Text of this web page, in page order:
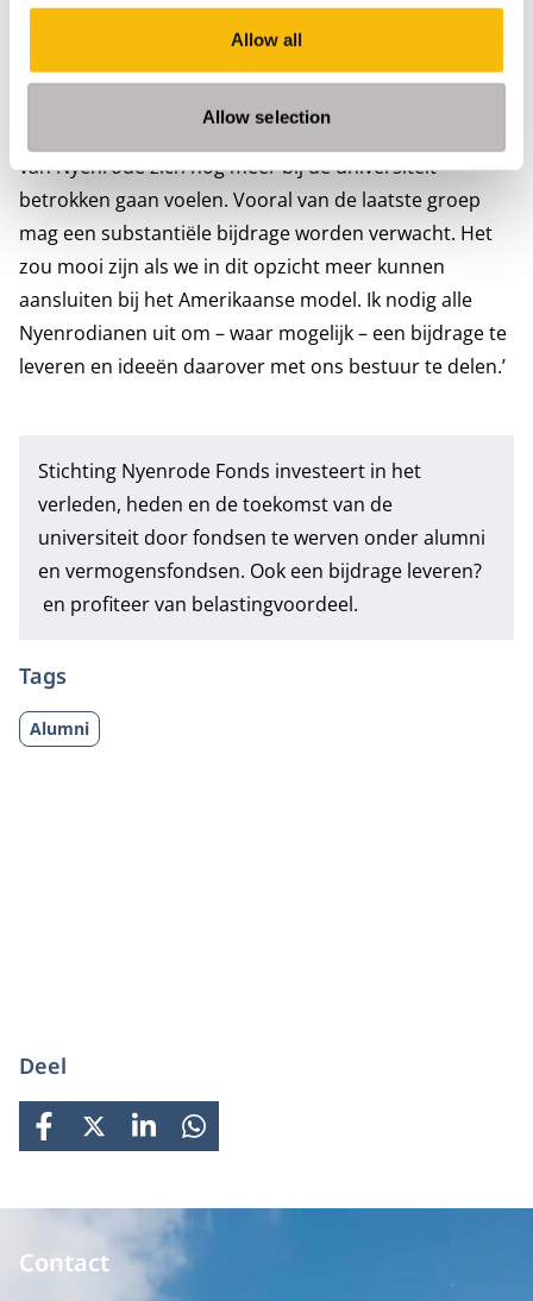
Allow all
Allow selection
toekomst voor komt te
staan. Het gaat zonder
van Nyenrode zich nog meer bij de universiteit
betrokken gaan voelen. Vooral van de laatste groep
mag een substantiële bijdrage worden verwacht. Het
zou mooi zijn als we in dit opzicht meer kunnen
aansluiten bij het Amerikaanse model. Ik nodig alle
Nyenrodianen uit om – waar mogelijk – een bijdrage te
leveren en ideeën daarover met ons bestuur te delen.’
Stichting Nyenrode Fonds investeert in het
verleden, heden en de toekomst van de
universiteit door fondsen te werven onder alumni
en vermogensfondsen. Ook een bijdrage leveren?
en profiteer van belastingvoordeel.
Tags
Alumni
Deel
FACEBOOK
X LINKEDINWHATSAPP
Contact